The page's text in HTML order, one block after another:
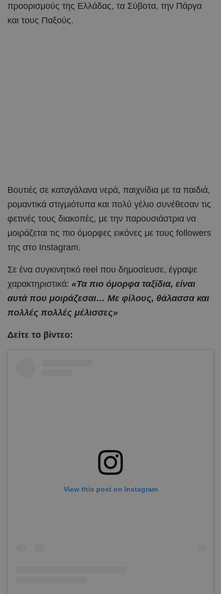
προορισμούς της Ελλάδας, τα Σύβοτα, την Πάργα
και τους Παξούς.
Βουτιές σε καταγάλανα νερά, παιχνίδια με τα παιδιά,
ρομαντικά στιγμιότυπα και πολύ γέλιο συνέθεσαν τις
φετινές τους διακοπές, με την παρουσιάστρια να
μοιράζεται τις πιο όμορφες εικόνες με τους followers
της στο Instagram.
Σε ένα συγκινητικό reel που δημοσίευσε, έγραψε
χαρακτηριστικά: «Τα πιο όμορφα ταξίδια, είναι
αυτά που μοιράζεσαι… Με φίλους, θάλασσα και
πολλές πολλές μέλισσες»
Δείτε το βίντεο:
View this post on Instagram